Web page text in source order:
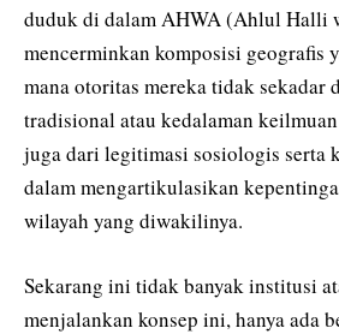
duduk di dalam AHWA (Ahlul Halli
mencerminkan komposisi geografis
mana otoritas mereka tidak sekadar
tradisional atau kedalaman
juga dari legitimasi sosiologis serta
dalam mengartikulasikan
wilayah yang diwakilinya.
Sekarang ini tidak banyak institusi
menjalankan konsep ini, hanya ada